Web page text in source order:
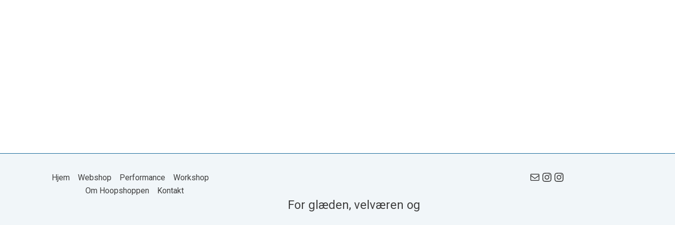
Hjem Webshop Performance
Workshop
Om Hoopshoppen
Kontakt
For glæden, velværen og